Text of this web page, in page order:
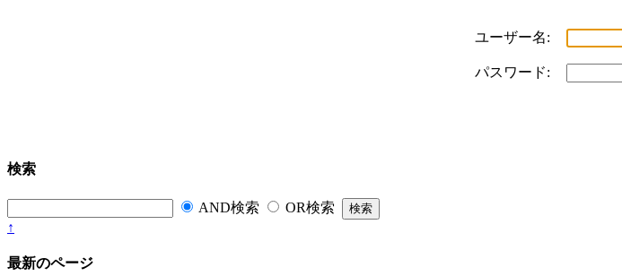
ユーザー名:
パスワード:
検索
AND検索
OR検索
↑
最新のページ